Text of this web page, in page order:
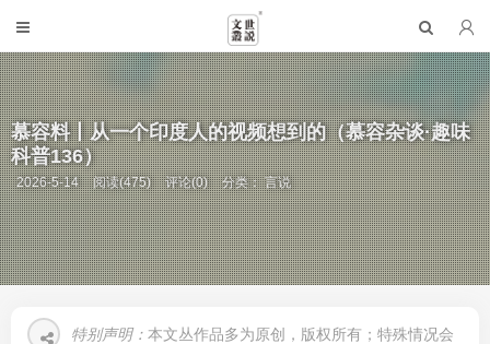
慕容料丨从一个印度人的视频想到的（慕容杂谈·趣味
科普136）
2026-5-14 阅读(475) 评论(0) 分类：言说
特别声明： 本文丛作品多为原创，版权所有；特殊情况会